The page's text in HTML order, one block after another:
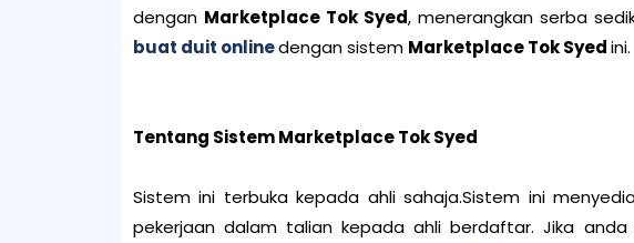
dengan Marketplace Tok Syed, menerangkan serba
buat duit onlinedengan sistem Marketplace Tok Syedini.
Tentang Sistem Marketplace Tok Syed
Sistem ini terbuka kepada ahli sahaja.Sistem ini
pekerjaan dalam talian kepada ahli berdaftar. Jika